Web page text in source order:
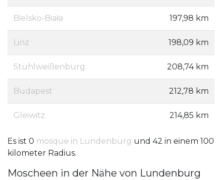
Bielsko-Biała 197,98 km
Linz 198,09 km
Stuhlweißenburg 208,74 km
Budapest 212,78 km
Gleiwitz 214,85 km
Es ist 0 mosque in Lundenburg und 42 in einem 100
kilometer Radius.
Moscheen in der Nähe von Lundenburg